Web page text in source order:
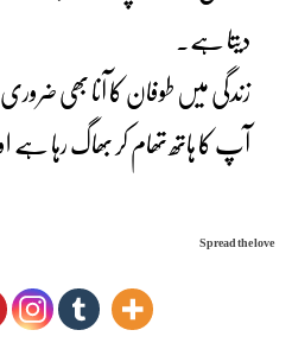
دیتا ہے۔
زندگی میں طوفان کا آنا بھی
آپ کا ہاتھ تھام کر بھاگ رہا ہے اور
Spread the love